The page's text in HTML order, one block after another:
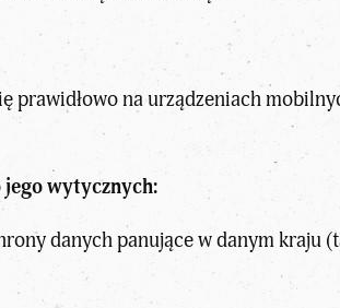
prawidłowo na urządzeniach
jego wytycznych:
danych panujące w danym kraju